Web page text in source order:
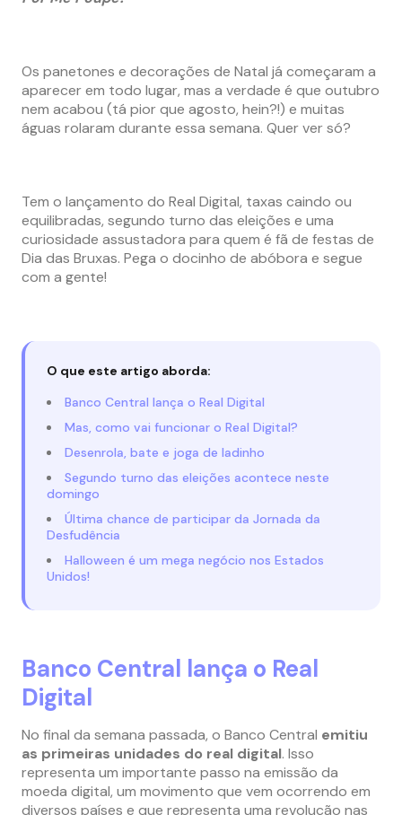
Os panetones e decorações de Natal já começaram a
aparecer em todo lugar, mas a verdade é que outubro
nem acabou (tá pior que agosto, hein?!) e muitas
águas rolaram durante essa semana. Quer ver só?
Tem o lançamento do Real Digital, taxas caindo ou
equilibradas, segundo turno das eleições e uma
curiosidade assustadora para quem é fã de festas de
Dia das Bruxas. Pega o docinho de abóbora e segue
com a gente!
O que este artigo aborda:
Banco Central lança o Real Digital
Mas, como vai funcionar o Real Digital?
Desenrola, bate e joga de ladinho
Segundo turno das eleições acontece neste
domingo
Última chance de participar da Jornada da
Desfudência
Halloween é um mega negócio nos Estados
Unidos!
Banco Central lança o Real
Digital
No final da semana passada, o Banco Central emitiu
as primeiras unidades do real digital. Isso
representa um importante passo na emissão da
moeda digital, um movimento que vem ocorrendo em
diversos países e que representa uma revolução nas